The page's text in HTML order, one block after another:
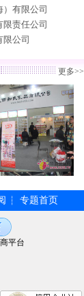
有限公司
责任公司
限公司
更多>>
┆ 专题首页
平台